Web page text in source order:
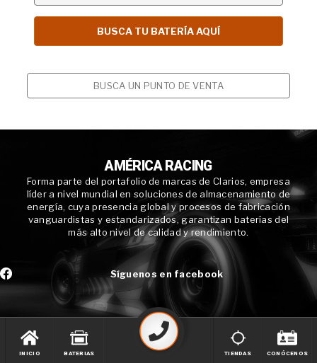
BUSCA UN PUNTO DE VENTA
AMÉRICA RACING
Forma parte del portafolio de marcas de Clarios, empresa
líder a nivel mundial en soluciones de almacenamiento de
energía, cuya presencia global y procesos de fabricación
vanguardistas y estandarizados, garantizan baterías del
más alto nivel de calidad y rendimiento.
Síguenos en facebook
INICIO BATERIAS TIENDAS CONÓCENOS